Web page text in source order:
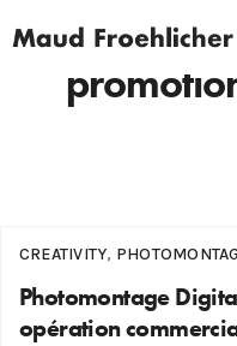
CREATIVITY,
Photomontage
opération